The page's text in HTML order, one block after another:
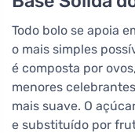
Todo bolo se apoia
o mais simples
é composta por
menores
mais suave. O
e substituído por